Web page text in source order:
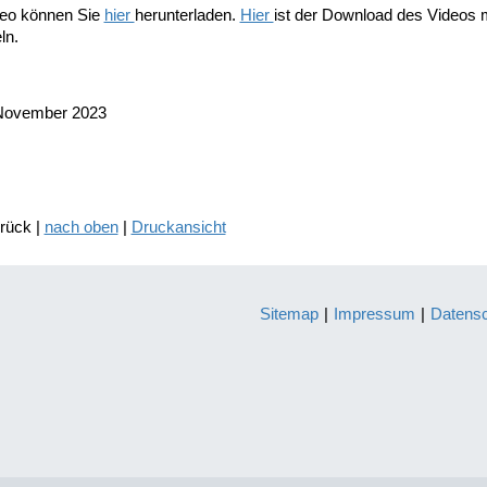
können Sie hier herunterladen. Hier ist der Download des Videos
2023
| nach oben| Druckansicht
Sitemap | Impressum |